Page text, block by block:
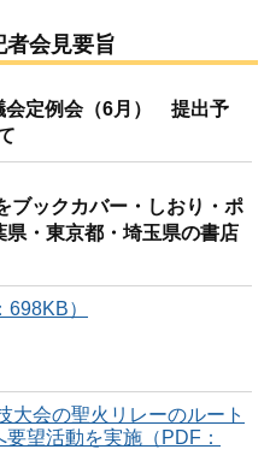
者会見要旨
会定例会（6月） 提出予
ブックカバー・しおり・ポ
・東京都・埼玉県の書店
）
大会の聖火リレーのルート
望活動を実施（PDF：